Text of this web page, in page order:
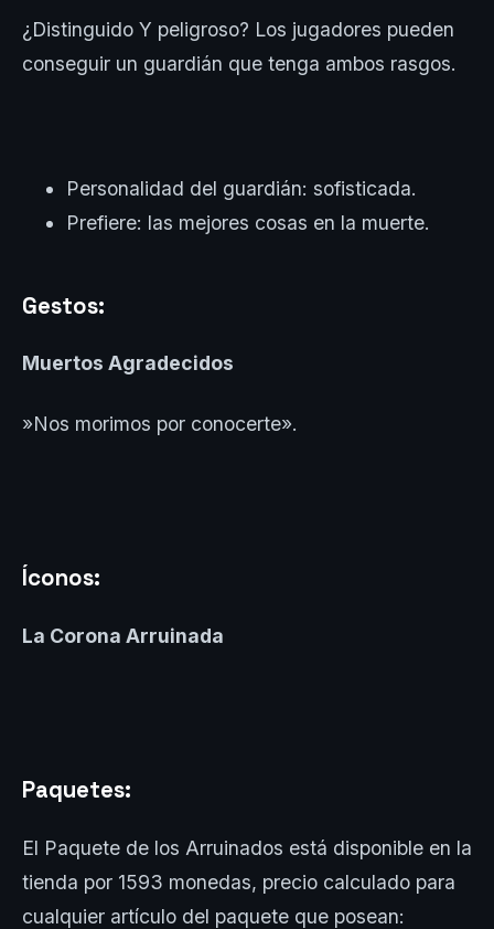
¿Distinguido Y peligroso? Los jugadores pueden
conseguir un guardián que tenga ambos rasgos.
Personalidad del guardián: sofisticada.
Prefiere: las mejores cosas en la muerte.
Gestos:
Muertos Agradecidos
»Nos morimos por conocerte».
Íconos:
La Corona Arruinada
Paquetes:
El Paquete de los Arruinados está disponible en la
tienda por 1593 monedas, precio calculado para
cualquier artículo del paquete que posean: